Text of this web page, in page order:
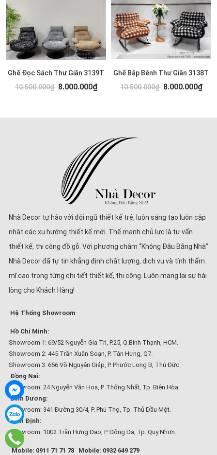
Ghế Đọc Sách Thư Giãn 3139T
10.500.000₫ 8.000.000₫
Ghế Bập Bênh Thư Giãn 3138T
10.500.000₫ 8.000.000₫
Nhà Decor tự hào với đội ngũ thiết kế trẻ, luôn sáng tạo luôn cập
nhật các xu hướng thiết kế mới. Thế mạnh chủ lực là tư vấn
thiết kế, thi công đồ gỗ. Với phương châm “Không Đâu Bằng Nhà”
Nhà Decor đã tự tin khẳng định chất lượng, dịch vụ và tính thẩm
mĩ cao trong từng chi tiết thiết kế, thi công. Luôn mang lại sự hài
lòng cho Khách Hàng!
Hệ Thống Showroom
Hồ Chí Minh:
Showroom 1: 69/52 Nguyễn Gia Trí, P.25, Q.Bình Thạnh, HCM.
Showroom 2: 445 Trần Xuân Soạn, P. Tân Hưng, Q7.
Showroom 3: 656 Võ Nguyên Giáp, P. Phước Long B, Thủ Đức.
Đồng Nai:
Showroom: 24 Nguyễn Văn Hoa, P. Thống Nhất, Tp. Biên Hòa.
Bình Dương:
Showroom: 341 Đường 30/4, P. Phú Thọ, Tp. Thủ Dầu Một.
Bình Định:
Showroom: 1002 Trần Hưng Đạo, P. Đống Đa, Tp. Quy Nhơn.
Mobile: 0911 71 71 78
Mobile: 0932 649 279